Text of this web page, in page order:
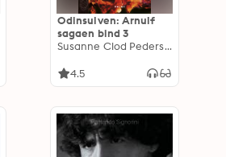
Odinsulven: Arnulf
sagaen bind 3
Susanne Clod Pedersen
4.5